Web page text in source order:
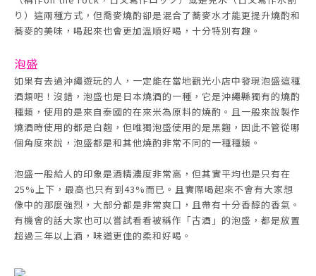
り）這兩種方式，但喬麥燒酌卻是混合了蕎麥水才能更提升燒酌和
蕎麥的美味，喝起來也會更加溫順好喝，十分特別有趣。
泡盛
如果有去過沖繩遊玩的人，一定能在當地觀光小店中發現泡盛這種
酒類吧！沒錯，泡盛也是日本燒酒的一種，它是沖繩縣獨有的燒酌
種類，使用的是來自泰國的在來米為原料的燒酌。且一般來說製作
燒酒時使用的都是白麴，但唯獨泡盛使用的是黑麴，因此不管從哪
個角度來說，泡盛都是和其他燒酌非常不同的一種種類。
泡盛一般給人的印象是酒精濃度非常高，但其實平均也是只有在
25%上下，最高也只有到43%而已。且實際喝起來不會有大家想
像中的那麼強烈，大部分都是非常爽口，且帶有十分香醇的香氣。
有機會的話大家也可以嘗試看看被稱作「古酒」的泡盛，都是放置
超過三年以上酒，味道更佳的柔和好喝。